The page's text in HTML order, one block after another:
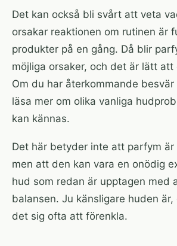
Det kan också bli svårt att veta
orsakar reaktionen om rutinen är
produkter på en gång. Då blir
möjliga orsaker, och det är lätt
Om du har återkommande
läsa mer om olika vanliga
kan kännas.
Det här betyder inte att parfym är
men att den kan vara en onödig
hud som redan är upptagen med
balansen. Ju känsligare huden
det sig ofta att förenkla.